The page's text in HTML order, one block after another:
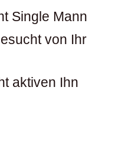
Single Mann
von Ihr
aktiven Ihn